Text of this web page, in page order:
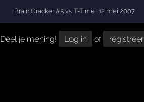
Brain Cracker #5 vs T-Time · 12 mei 2007
Deel je mening! Log in of registreer